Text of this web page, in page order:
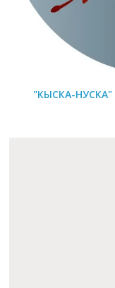
"КЫСКА-НУСКА"